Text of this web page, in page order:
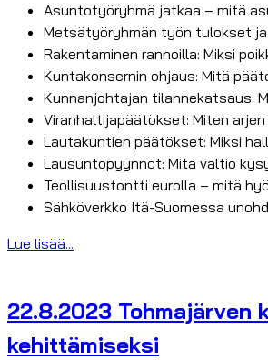
Asuntotyöryhmä jatkaa – mitä
Metsätyöryhmän työn tulokset
Rakentaminen rannoilla: Miksi
Kuntakonsernin ohjaus: Mitä
Kunnanjohtajan tilannekatsaus:
Viranhaltijapäätökset: Miten
Lautakuntien päätökset: Miksi
Lausuntopyynnöt: Mitä valtio
Teollisuustontti eurolla – mitä
Sähköverkko Itä-Suomessa
Lue lisää...
22.8.2023
kehittämiseksi